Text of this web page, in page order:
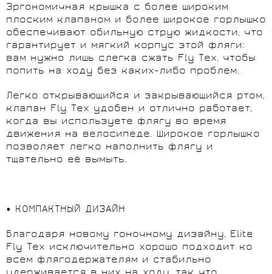
Эргономичная крышка с более широким
плоским клапаном и более широкое горлышко
обеспечивают обильную струю жидкости, что
гарантирует и мягкий корпус этой фляги:
вам нужно лишь слегка сжать Fly Tex, чтобы
попить на ходу без каких-либо проблем.
Легко открывающийся и закрывающийся ртом,
клапан Fly Tex удобен и отлично работает,
когда вы используете флягу во время
движения на велосипеде. Широкое горлышко
позволяет легко наполнить флягу и
тщательно её вымыть.
• КОМПАКТНЫЙ ДИЗАЙН
Благодаря новому гоночному дизайну, Elite
Fly Tex исключительно хорошо подходит ко
всем флягодержателям и стабильно